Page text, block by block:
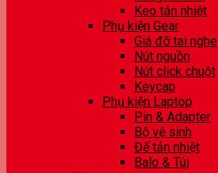
Keo tản nhiệt
Phụ kiện Gear
Giá đỡ tai nghe
Nút nguồn
Nút click chuột
Keycap
Phụ kiện Laptop
Pin & Adapter
Bộ vệ sinh
Đế tản nhiệt
Balo & Túi